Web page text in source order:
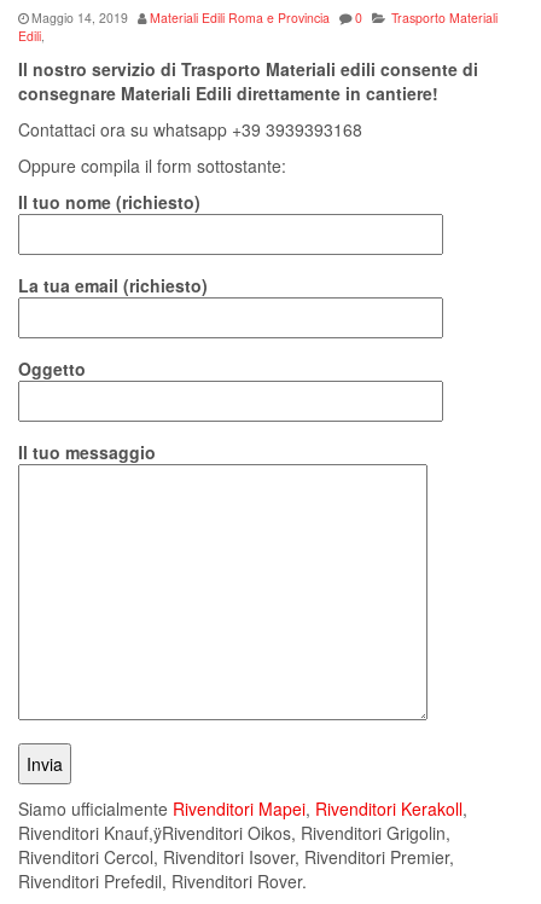
Maggio 14, 2019 Materiali Edili Roma e Provincia 0
Trasporto Materiali
Edili,
Il nostro servizio di Trasporto Materiali edili consente di
consegnare Materiali Edili direttamente in cantiere!
Contattaci ora su whatsapp +39 3939393168
Oppure compila il form sottostante:
Il tuo nome (richiesto)
La tua email (richiesto)
Oggetto
Il tuo messaggio
Siamo ufficialmente Rivenditori Mapei, Rivenditori Kerakoll,
Rivenditori Knauf,ÿRivenditori Oikos, Rivenditori Grigolin,
Rivenditori Cercol, Rivenditori Isover, Rivenditori Premier,
Rivenditori Prefedil, Rivenditori Rover.